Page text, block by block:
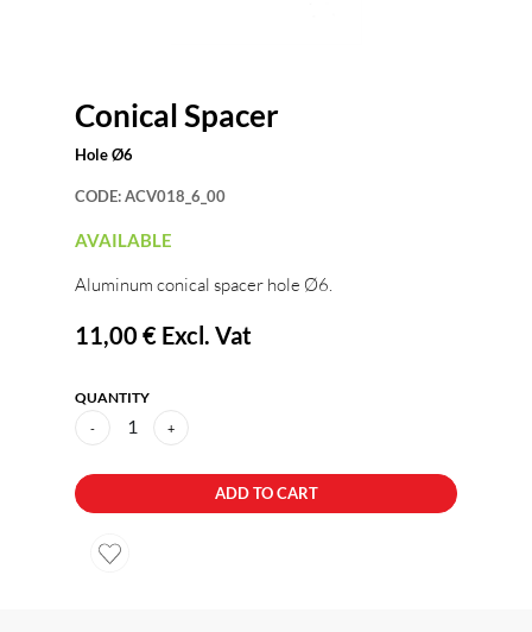
Conical Spacer
Hole Ø6
CODE:ACV018_6_00
AVAILABLE
Aluminum conical spacer hole Ø6.
11,00 € Excl. Vat
QUANTITY
- 1 +
ADD TO CART